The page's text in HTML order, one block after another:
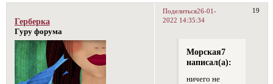
Поделиться 19
26-01-
2022 14:35:34
Герберка
Гуру форума
Морская7
написал(а):
ничего не